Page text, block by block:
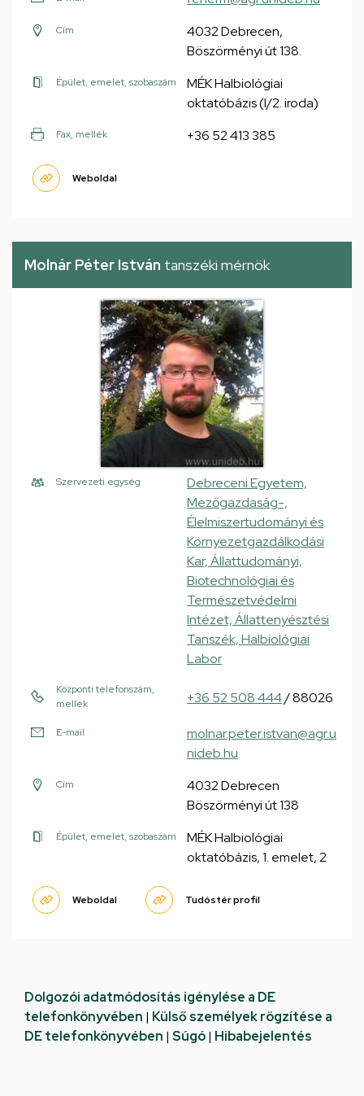
Cím
4032 Debrecen,
Böszörményi út 138.
Épület, emelet, szobaszám
MÉK Halbiológiai
oktatóbázis (I/2. iroda)
Fax, mellék +36 52 413 385
Weboldal
Molnár Péter István tanszéki mérnök
Szervezeti egység
Debreceni Egyetem,
Mezőgazdaság-,
Élelmiszertudományi és
Környezetgazdálkodási
Kar, Állattudományi,
Biotechnológiai és
Természetvédelmi
Intézet, Állattenyésztési
Tanszék, Halbiológiai
Labor
Központi telefonszám,
mellék
+36 52 508 444/ 88026
E-mail
molnar.peter.istvan@agr.u
nideb.hu
Cím
4032 Debrecen
Böszörményi út 138
Épület, emelet, szobaszám
MÉK Halbiológiai
oktatóbázis, 1. emelet, 2
Weboldal Tudóstér profil
Dolgozói adatmódosítás igénylése a DE
telefonkönyvében | Külső személyek rögzítése a
DE telefonkönyvében | Súgó| Hibabejelentés